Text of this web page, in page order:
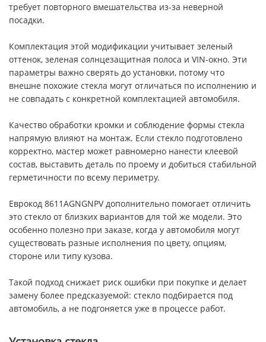
требует повторного вмешательства из-за неверной
посадки.
Комплектация этой модификации учитывает зеленый
оттенок, зеленая солнцезащитная полоса и VIN-окно. Эти
параметры важно сверять до установки, потому что
внешне похожие стекла могут отличаться по исполнению и
не совпадать с конкретной комплектацией автомобиля.
Качество обработки кромки и соблюдение формы стекла
напрямую влияют на монтаж. Если стекло подготовлено
корректно, мастер может равномерно нанести клеевой
состав, выставить деталь по проему и добиться стабильной
герметичности по всему периметру.
Еврокод 8611AGNGNPV дополнительно помогает отличить
это стекло от близких вариантов для той же модели. Это
особенно полезно при заказе, когда у автомобиля могут
существовать разные исполнения по цвету, опциям,
стороне или типу кузова.
Такой подход снижает риск ошибки при покупке и делает
замену более предсказуемой: стекло подбирается под
автомобиль, а не подгоняется уже в процессе работ.